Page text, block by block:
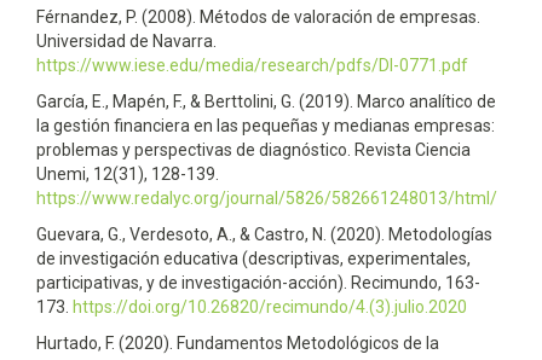
Férnandez, P. (2008). Métodos de valoración de empresas.
Universidad de Navarra.
https://www.iese.edu/media/research/pdfs/DI-0771.pdf
García, E., Mapén, F., & Berttolini, G. (2019). Marco analítico de
la gestión financiera en las pequeñas y medianas empresas:
problemas y perspectivas de diagnóstico. Revista Ciencia
Unemi, 12(31), 128-139.
https://www.redalyc.org/journal/5826/582661248013/html/
Guevara, G., Verdesoto, A., & Castro, N. (2020). Metodologías
de investigación educativa (descriptivas, experimentales,
participativas, y de investigación-acción). Recimundo, 163-
173. https://doi.org/10.26820/recimundo/4.(3).julio.2020
Hurtado, F. (2020). Fundamentos Metodológicos de la